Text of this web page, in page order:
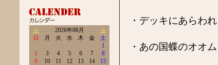
≪ 2026年08月
≫
日
月 火 水 木 金
土
1
2
3 4 5 6 7
8
9
10 11 12 13 14
15
・デッキにあらわ
・あの国蝶のオオ